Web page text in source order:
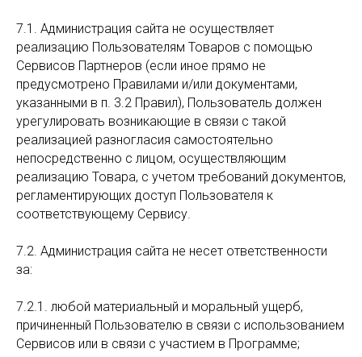
7.1. Администрация сайта не осуществляет
реализацию Пользователям Товаров с помощью
Сервисов Партнеров (если иное прямо не
предусмотрено Правилами и/или документами,
указанными в п. 3.2 Правил), Пользователь должен
урегулировать возникающие в связи с такой
реализацией разногласия самостоятельно
непосредственно с лицом, осуществляющим
реализацию Товара, с учетом требований документов,
регламентирующих доступ Пользователя к
соответствующему Сервису.
7.2. Администрация сайта не несет ответственности
за:
7.2.1. любой материальный и моральный ущерб,
причиненный Пользователю в связи с использованием
Сервисов или в связи с участием в Программе;